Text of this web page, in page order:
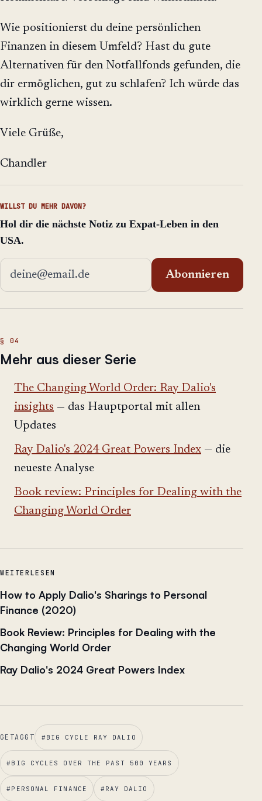
Wie positionierst du deine persönlichen
Finanzen in diesem Umfeld? Hast du gute
Alternativen für den Notfallfonds gefunden, die
dir ermöglichen, gut zu schlafen? Ich würde das
wirklich gerne wissen.
Viele Grüße,
Chandler
WILLST DU MEHR DAVON?
Hol dir die nächste Notiz zu Expat-Leben in den
USA.
E-Mail-Adresse
Abonnieren
Mehr aus dieser Serie
The Changing World Order: Ray Dalio's
insights — das Hauptportal mit allen
Updates
Ray Dalio's 2024 Great Powers Index — die
neueste Analyse
Book review: Principles for Dealing with the
Changing World Order
WEITERLESEN
How to Apply Dalio's Sharings to Personal
Finance (2020)
Book Review: Principles for Dealing with the
Changing World Order
Ray Dalio's 2024 Great Powers Index
GETAGGT #BIG CYCLE RAY DALIO
#BIG CYCLES OVER THE PAST 500 YEARS
#PERSONAL FINANCE #RAY DALIO